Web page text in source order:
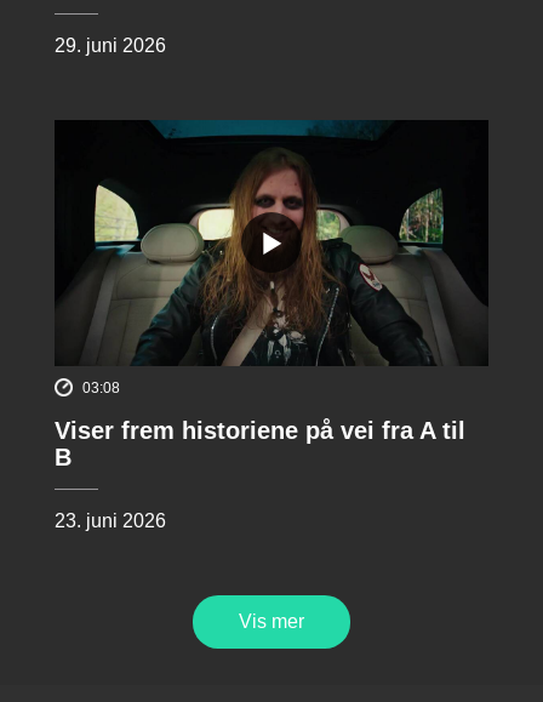
29. juni 2026
03:08
Viser frem historiene på vei fra A til
B
23. juni 2026
Vis mer